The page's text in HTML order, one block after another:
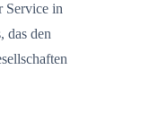
Service in
das den